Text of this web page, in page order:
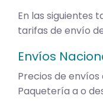
En las siguientes
tarifas de envío
Envíos
Precios de envíos
Paquetería a o